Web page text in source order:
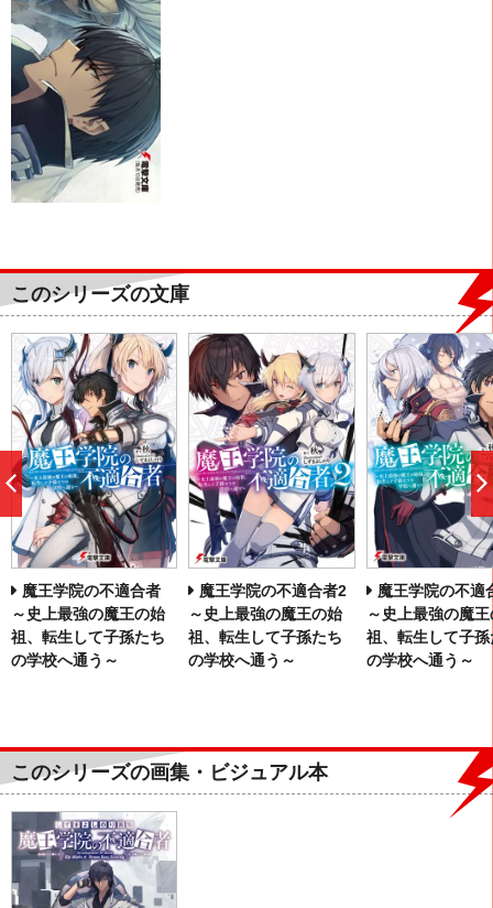
このシリーズの文庫
魔王学院の不適合者
～史上最強の魔王の始
祖、転生して子孫たち
の学校へ通う～
魔王学院の不適合者2
～史上最強の魔王の始
祖、転生して子孫たち
の学校へ通う～
魔王学院の不適
～史上最強の魔
祖、転生して子孫
の学校へ通う～
前
へ
このシリーズの画集・ビジュアル本